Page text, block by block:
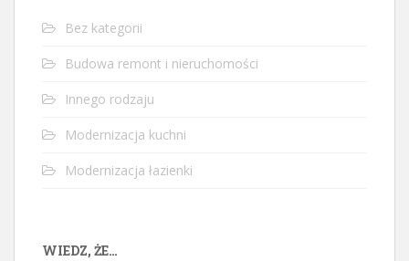
Bez kategorii
Budowa remont i nieruchomości
Innego rodzaju
Modernizacja kuchni
Modernizacja łazienki
WIEDZ, ŻE…